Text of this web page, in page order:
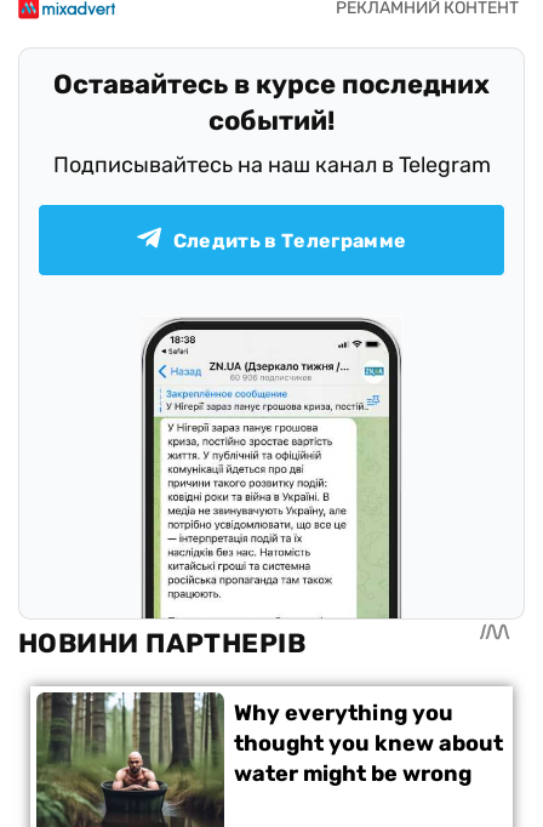
Оставайтесь в курсе последних
событий!
Подписывайтесь на наш канал в Telegram
Следить в Телеграмме